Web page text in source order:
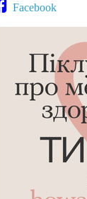
Facebook